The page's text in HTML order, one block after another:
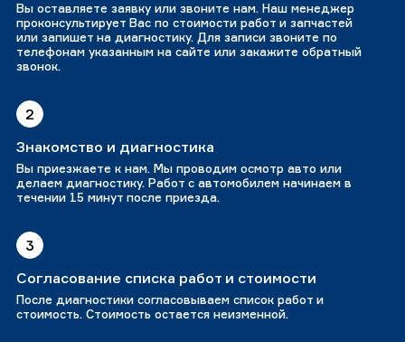
Вы оставляете заявку или звоните нам. Наш менеджер
проконсультирует Вас по стоимости работ и запчастей
или запишет на диагностику. Для записи звоните по
телефонам указанным на сайте или закажите обратный
звонок.
2
Знакомство и диагностика
Вы приезжаете к нам. Мы проводим осмотр авто или
делаем диагностику. Работ с автомобилем начинаем в
течении 15 минут после приезда.
3
Согласование списка работ и стоимости
После диагностики согласовываем список работ и
стоимость. Стоимость остается неизменной.